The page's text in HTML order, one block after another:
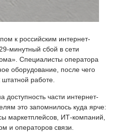
к российским интернет-
минутный сбой в сети
Специалисты оператора
оборудование, после чего
штатной работе.
доступность части интернет-
это запомнилось куда ярче:
маркетплейсов, ИТ-компаний,
и операторов связи.